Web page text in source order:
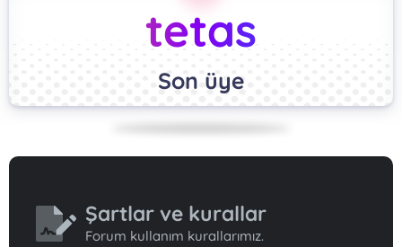
tetas
Son üye
Şartlar ve kurallar
Forum kullanım kurallarımız.